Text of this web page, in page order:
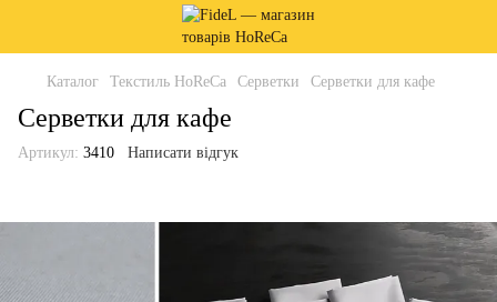
Каталог Текстиль HoReCa Серветки Серветки для кафе
Серветки для кафе
Артикул: 3410 Написати відгук